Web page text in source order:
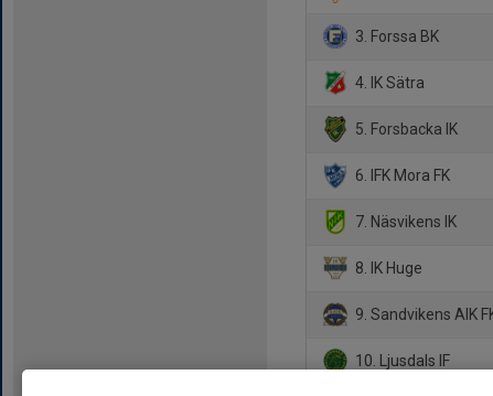
3. Forssa BK
4. IK Sätra
5. Forsbacka IK
6. IFK Mora FK
7. Näsvikens IK
8. IK Huge
9. Sandvikens AIK
10. Ljusdals IF